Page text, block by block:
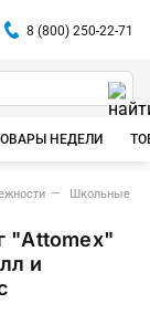
8 (800) 250-22-71
НЕДЕЛИ
Школьные
"Attomex"
и